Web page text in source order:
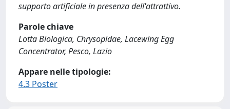
supporto artificiale in presenza dell'attrattivo.
Parole chiave
Lotta Biologica, Chrysopidae, Lacewing Egg
Concentrator, Pesco, Lazio
Appare nelle tipologie:
4.3 Poster